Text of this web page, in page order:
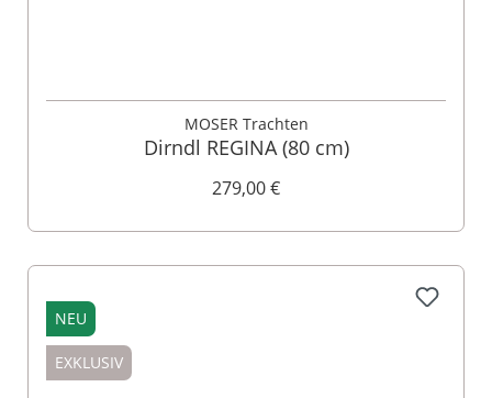
MOSER Trachten
Dirndl REGINA (80 cm)
279,00 €
NEU
EXKLUSIV